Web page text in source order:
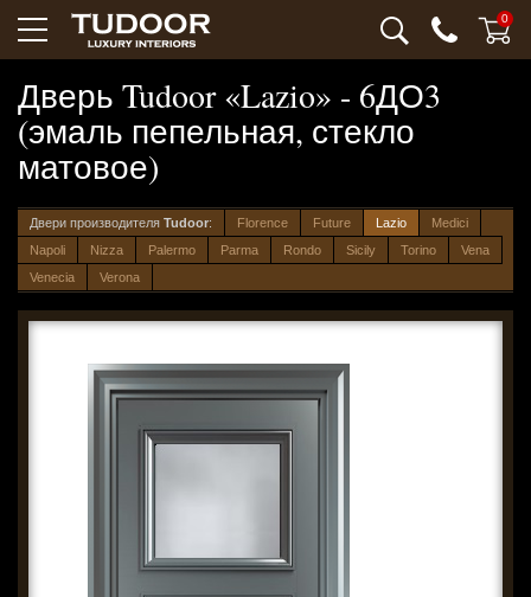
0
Дверь Tudoor «Lazio» - 6ДО3
(эмаль пепельная, стекло
матовое)
Двери производителя Tudoor: Florence Future Lazio
Medici
Napoli
Nizza Palermo Parma Rondo Sicily Torino
Vena
Venecia
Verona